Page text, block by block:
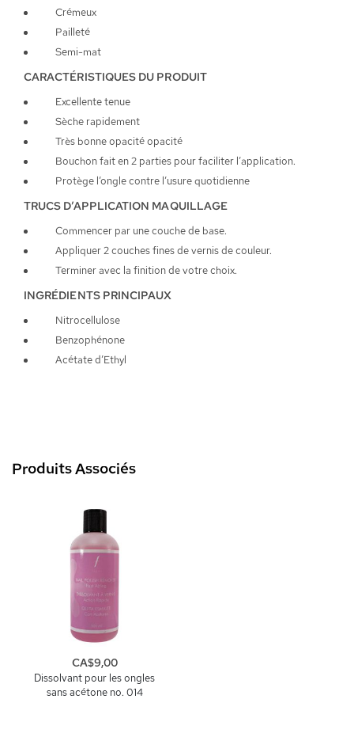
Crémeux
Pailleté
Semi-mat
CARACTÉRISTIQUES DU PRODUIT
Excellente tenue
Sèche rapidement
Très bonne opacité opacité
Bouchon fait en 2 parties pour faciliter l’application.
Protège l’ongle contre l’usure quotidienne
TRUCS D’APPLICATION MAQUILLAGE
Commencer par une couche de base.
Appliquer 2 couches fines de vernis de couleur.
Terminer avec la finition de votre choix.
INGRÉDIENTS PRINCIPAUX
Nitrocellulose
Benzophénone
Acétate d’Ethyl
Produits Associés
Dissolvant pour les ongles
sans acétone no. 014
CA$9,00